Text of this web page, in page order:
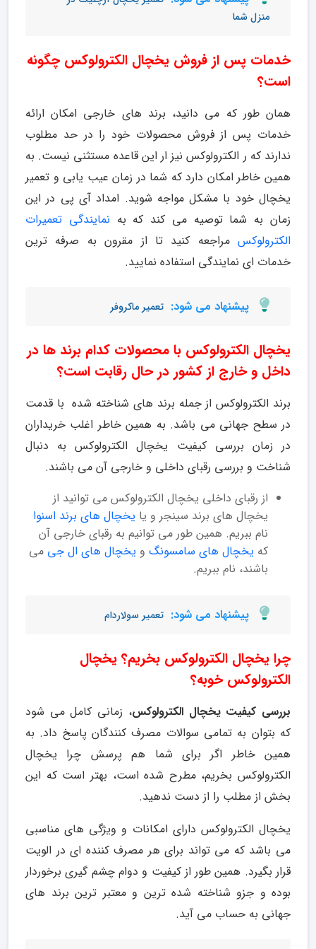
منزل شما
خدمات پس از فروش یخچال الکترولوکس چگونه
است؟
همان طور که می دانید، برند های خارجی امکان ارائه
خدمات پس از فروش محصولات خود را در حد مطلوب
ندارند که ر الکترولوکس نیز ار این قاعده مستثنی نیست. به
همین خاطر امکان دارد که شما در زمان عیب یابی و تعمیر
یخچال خود با مشکل مواجه شوید. امداد آی پی در این
زمان به شما توصیه می کند که به نمایندگی تعمیرات
الکترولوکس مراجعه کنید تا از مقرون به صرفه ترین
خدمات ای نمایندگی استفاده نمایید.
پیشنهاد می شود: تعمیر ماکروفر
یخچال الکترولوکس با محصولات کدام برند ها در
داخل و خارج از کشور در حال رقابت است؟
برند الکترولوکس از جمله برند های شناخته شده با قدمت
در سطح جهانی می باشد. به همین خاطر اغلب خریداران
در زمان بررسی کیفیت یخچال الکترولوکس به دنبال
شناخت و بررسی رقبای داخلی و خارجی آن می باشند.
از رقبای داخلی یخچال الکترولوکس می توانید از
یخچال های برند سینجر و یا یخچال های برند اسنوا
نام ببریم. همین طور می توانیم به رقبای خارجی آن
که یخچال های سامسونگ و یخچال های ال جی می
باشند، نام ببریم.
پیشنهاد می شود: تعمیر سولاردام
چرا یخچال الکترولوکس بخریم؟ یخچال
الکترولوکس خوبه؟
بررسی کیفیت یخچال الکترولوکس، زمانی کامل می شود
که بتوان به تمامی سوالات مصرف کنندگان پاسخ داد. به
همین خاطر اگر برای شما هم پرسش چرا یخچال
الکترولوکس بخریم، مطرح شده است، بهتر است که این
بخش از مطلب را از دست ندهید.
یخچال الکترولوکس دارای امکانات و ویژگی های مناسبی
می باشد که می تواند برای هر مصرف کننده ای در الویت
قرار بگیرد. همین طور از کیفیت و دوام چشم گیری برخوردار
بوده و جزو شناخته شده ترین و معتبر ترین برند های
جهانی به حساب می آید.